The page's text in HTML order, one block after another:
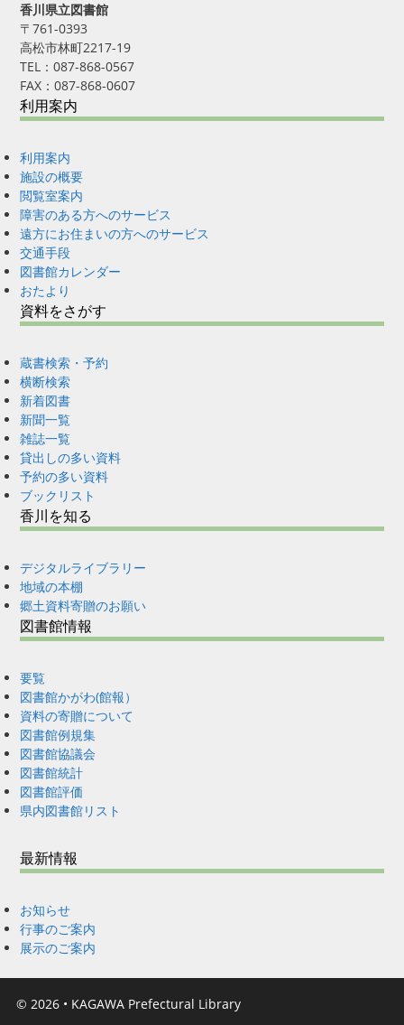
香川県立図書館
〒761-0393
高松市林町2217-19
TEL：087-868-0567
FAX：087-868-0607
利用案内
利用案内
施設の概要
閲覧室案内
障害のある方へのサービス
遠方にお住まいの方へのサービス
交通手段
図書館カレンダー
おたより
資料をさがす
蔵書検索・予約
横断検索
新着図書
新聞一覧
雑誌一覧
貸出しの多い資料
予約の多い資料
ブックリスト
香川を知る
デジタルライブラリー
地域の本棚
郷土資料寄贈のお願い
図書館情報
要覧
図書館かがわ(館報）
資料の寄贈について
図書館例規集
図書館協議会
図書館統計
図書館評価
県内図書館リスト
最新情報
お知らせ
行事のご案内
展示のご案内
© 2026 • KAGAWA Prefectural Library